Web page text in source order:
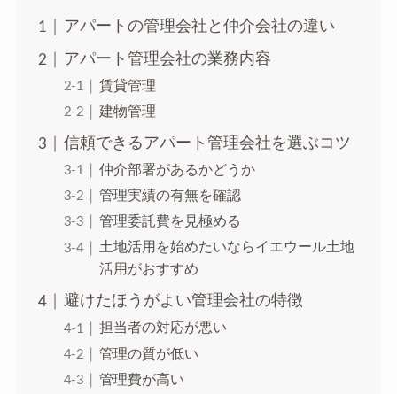
アパートの管理会社と仲介会社の違い
アパート管理会社の業務内容
賃貸管理
建物管理
信頼できるアパート管理会社を選ぶコツ
仲介部署があるかどうか
管理実績の有無を確認
管理委託費を見極める
土地活用を始めたいならイエウール土地
活用がおすすめ
避けたほうがよい管理会社の特徴
担当者の対応が悪い
管理の質が低い
管理費が高い